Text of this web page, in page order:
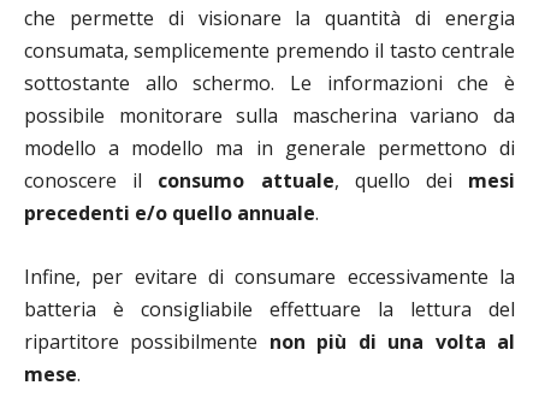
che permette di visionare la quantità di energia
consumata, semplicemente premendo il tasto centrale
sottostante allo schermo. Le informazioni che è
possibile monitorare sulla mascherina variano da
modello a modello ma in generale permettono di
conoscere il consumo attuale, quello dei mesi
precedenti e/o quello annuale.
Infine, per evitare di consumare eccessivamente la
batteria è consigliabile effettuare la lettura del
ripartitore possibilmente non più di una volta al
mese.